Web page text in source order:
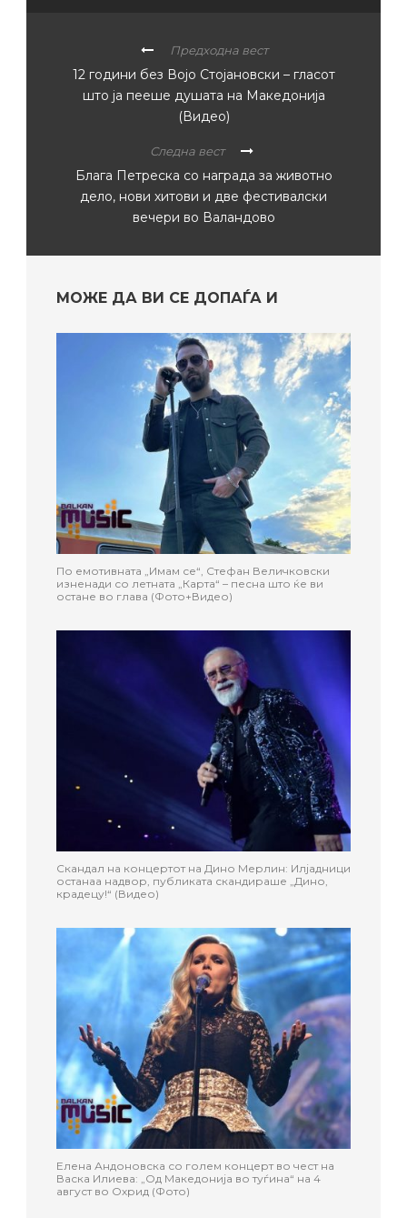
Предходна вест
12 години без Војо Стојановски – гласот
што ја пееше душата на Македонија
(Видео)
Следна вест
Блага Петреска со награда за животно
дело, нови хитови и две фестивалски
вечери во Валандово
МОЖЕ ДА ВИ СЕ ДОПАЃА И
По емотивната „Имам се“, Стефан Величковски
изненади со летната „Карта“ – песна што ќе ви
остане во глава (Фото+Видео)
Скандал на концертот на Дино Мерлин: Илјадници
останаа надвор, публиката скандираше „Дино,
крадецу!“ (Видео)
Елена Андоновска со голем концерт во чест на
Васка Илиева: „Од Македонија во туѓина“ на 4
август во Охрид (Фото)